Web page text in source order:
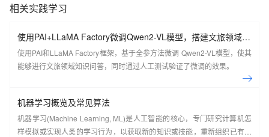
相关实践学习
使用PAI+LLaMA Factory微调Qwen2-VL模型，搭建文旅领域知
识问答机器人
使用PAI和LLaMA Factory框架，基于全参方法微调 Qwen2-VL模型，使其
能够进行文旅领域知识问答，同时通过人工测试验证了微调的效果。
机器学习概览及常见算法
机器学习(Machine Learning, ML)是人工智能的核心，专门研究计算机怎
样模拟或实现人类的学习行为，以获取新的知识或技能，重新组织已有的